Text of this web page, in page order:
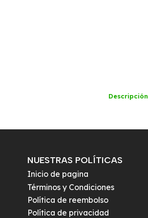
Descripción
NUESTRAS POLÍTICAS
Inicio de pagina
Términos y Condiciones
Política de reembolso
Política de privacidad